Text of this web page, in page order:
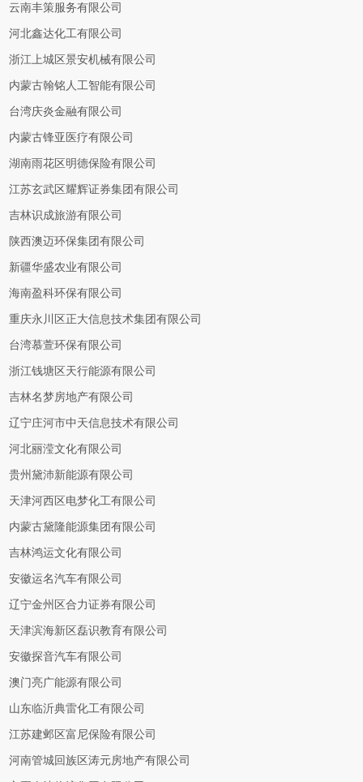
云南丰策服务有限公司
河北鑫达化工有限公司
浙江上城区景安机械有限公司
内蒙古翰铭人工智能有限公司
台湾庆炎金融有限公司
内蒙古锋亚医疗有限公司
湖南雨花区明德保险有限公司
江苏玄武区耀辉证券集团有限公司
吉林识成旅游有限公司
陕西澳迈环保集团有限公司
新疆华盛农业有限公司
海南盈科环保有限公司
重庆永川区正大信息技术集团有限公司
台湾慕萱环保有限公司
浙江钱塘区天行能源有限公司
吉林名梦房地产有限公司
辽宁庄河市中天信息技术有限公司
河北丽滢文化有限公司
贵州黛沛新能源有限公司
天津河西区电梦化工有限公司
内蒙古黛隆能源集团有限公司
吉林鸿运文化有限公司
安徽运名汽车有限公司
辽宁金州区合力证券有限公司
天津滨海新区磊识教育有限公司
安徽探音汽车有限公司
澳门亮广能源有限公司
山东临沂典雷化工有限公司
江苏建邺区富尼保险有限公司
河南管城回族区涛元房地产有限公司